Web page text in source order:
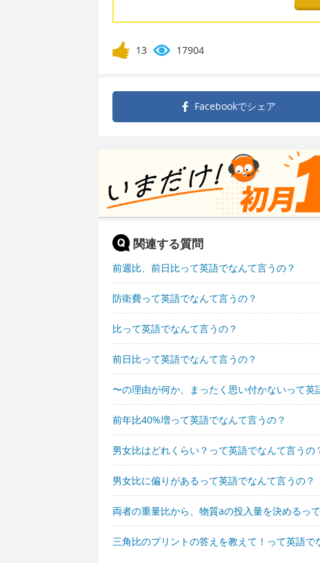
13 17904
Facebookでシェア
関連する質問
前週比、前日比って英語でなんて言うの？
防衛費って英語でなんて言うの？
比って英語でなんて言うの？
前日比って英語でなんて言うの？
〜の理由が何か、まったく思い付かないって英
前年比40%増って英語でなんて言うの？
男女比はどれくらい？って英語でなんて言うの
男女比に偏りがあるって英語でなんて言うの？
両者の重量比から、物質aの投入量を決めるっ
三角比のプリントの答えを教えて！って英語で